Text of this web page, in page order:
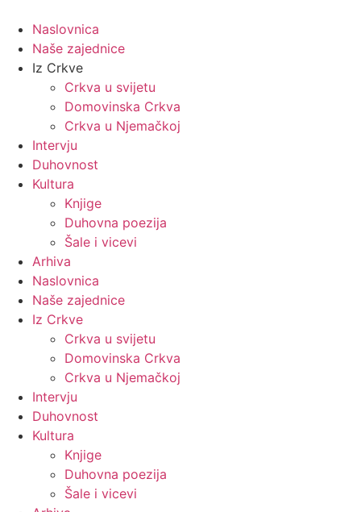
sadržaj
Naslovnica
Naše zajednice
Iz Crkve
Crkva u svijetu
Domovinska Crkva
Crkva u Njemačkoj
Intervju
Duhovnost
Kultura
Knjige
Duhovna poezija
Šale i vicevi
Arhiva
Naslovnica
Naše zajednice
Iz Crkve
Crkva u svijetu
Domovinska Crkva
Crkva u Njemačkoj
Intervju
Duhovnost
Kultura
Knjige
Duhovna poezija
Šale i vicevi